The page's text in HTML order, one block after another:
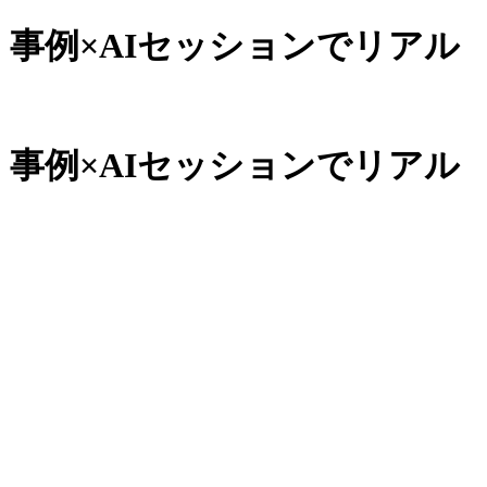
事例×AIセッションでリアル
事例×AIセッションでリアル